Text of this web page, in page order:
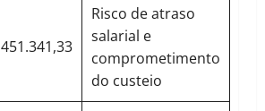
451.341,33
Risco de atraso
salarial e
comprometimento
do custeio